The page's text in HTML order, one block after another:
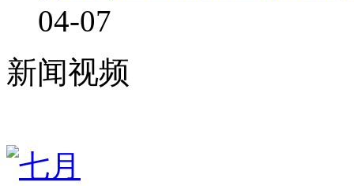
04-07
新闻视频